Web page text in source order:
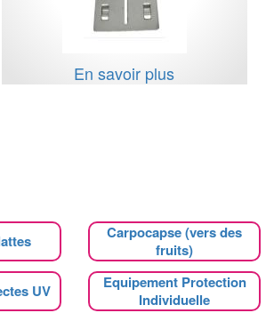
En savoir plus
Carpocapse (vers des
fruits)
UV
Equipement Protection
Individuelle